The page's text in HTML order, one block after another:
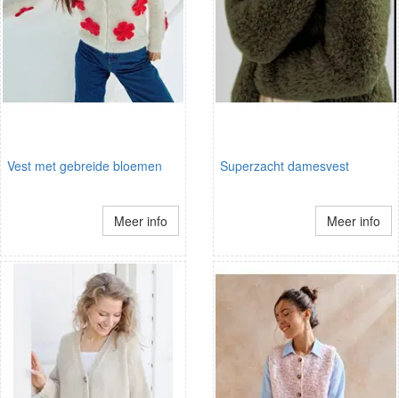
Vest met gebreide bloemen
Meer info
Superzacht damesvest
Meer info